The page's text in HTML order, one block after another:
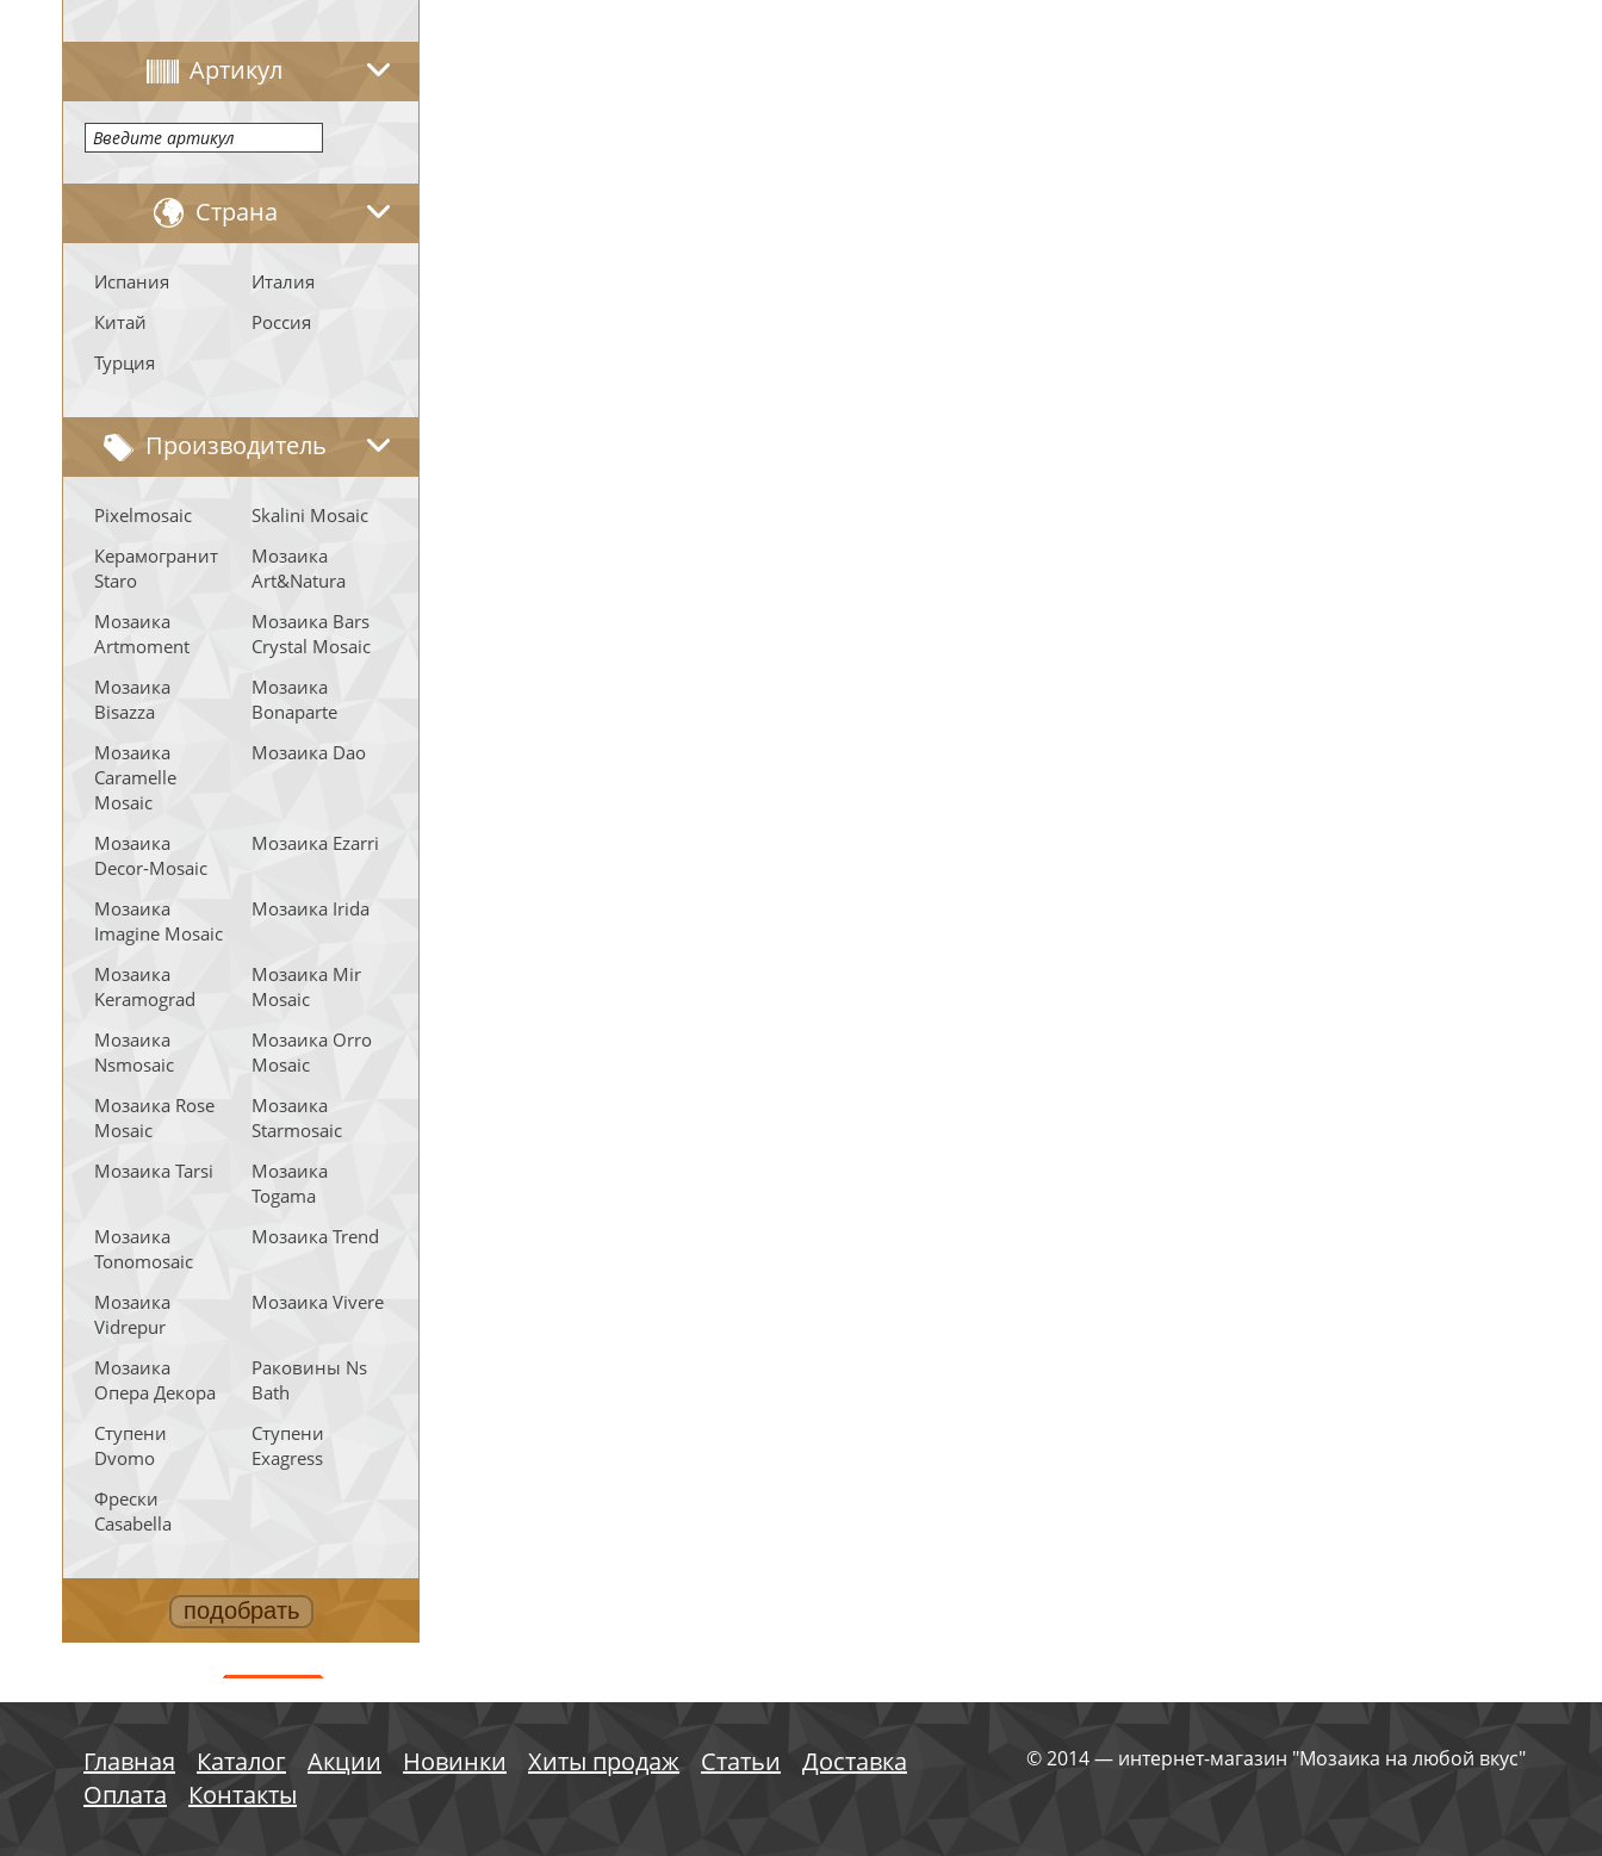
Артикул
Страна
Испания
Италия
Китай
Россия
Турция
Производитель
Pixelmosaic
Skalini Mosaic
Керамогранит
Staro
Мозаика
Art&Natura
Мозаика
Artmoment
Мозаика Bars
Crystal Mosaic
Мозаика
Bisazza
Мозаика
Bonaparte
Мозаика
Caramelle
Mosaic
Мозаика Dao
Мозаика
Decor-Mosaic
Мозаика Ezarri
Мозаика
Imagine Mosaic
Мозаика Irida
Мозаика
Keramograd
Мозаика Mir
Mosaic
Мозаика
Nsmosaic
Мозаика Orro
Mosaic
Мозаика Rose
Mosaic
Мозаика
Starmosaic
Мозаика Tarsi
Мозаика
Togama
Мозаика
Tonomosaic
Мозаика Trend
Мозаика
Vidrepur
Мозаика Vivere
Мозаика
Опера Декора
Раковины Ns
Bath
Ступени
Dvomo
Ступени
Exagress
Фрески
Casabella
АКЦИИ
Главная Каталог Акции Новинки Хиты продаж Статьи
Доставка
Оплата
Контакты
© 2014 — интернет-магазин "Мозаика на любой вкус"